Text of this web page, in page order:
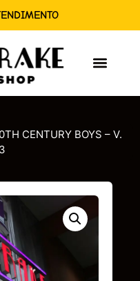
CENTURY BOYS – V.